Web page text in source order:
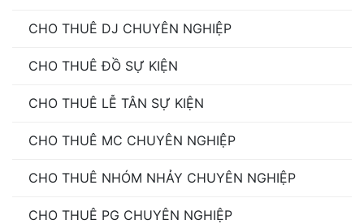
CHO THUÊ DJ CHUYÊN NGHIỆP
CHO THUÊ ĐỒ SỰ KIỆN
CHO THUÊ LỄ TÂN SỰ KIỆN
CHO THUÊ MC CHUYÊN NGHIỆP
CHO THUÊ NHÓM NHẢY CHUYÊN NGHIỆP
CHO THUÊ PG CHUYÊN NGHIỆP